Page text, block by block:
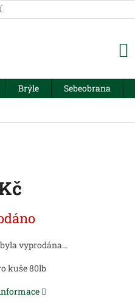
Brýle Sebeobrana
vyprodána…
kuše 80lb